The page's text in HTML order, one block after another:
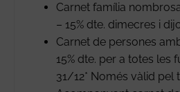
Carnet família
– 15% dte. dimecres i
Carnet de persones
15% dte. per a totes les
31/12* Només vàlid pel